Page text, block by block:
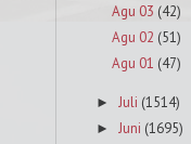
Agu 03 (42)
Agu 02 (51)
Agu 01 (47)
► Juli (1514)
► Juni (1695)